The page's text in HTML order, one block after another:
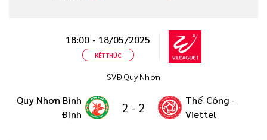
18:00 - 18/05/2025
KẾT THÚC
SVĐ Quy Nhơn
Quy Nhơn Bình
Định
2 - 2
Thể Công -
Viettel